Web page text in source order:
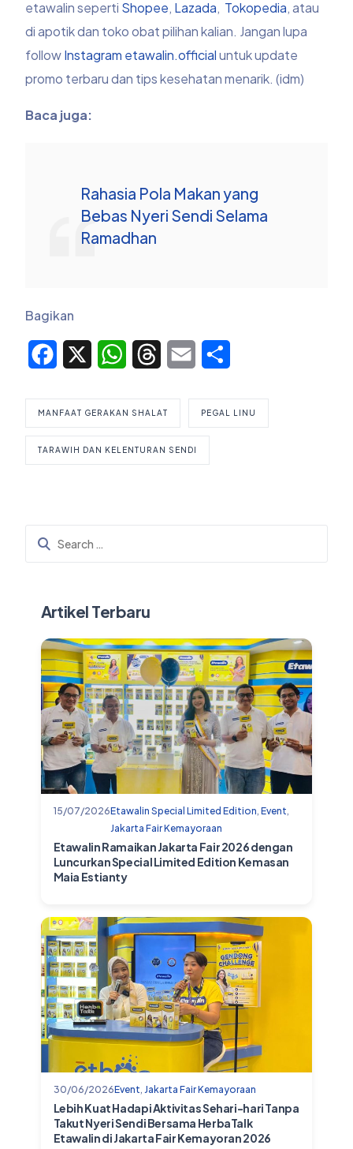
etawalin seperti Shopee, Lazada, Tokopedia, atau
di apotik dan toko obat pilihan kalian. Jangan lupa
followInstagram etawalin.officialuntuk update
promo terbaru dan tips kesehatan menarik. (idm)
Baca juga:
Rahasia Pola Makan yang
Bebas Nyeri Sendi Selama
Ramadhan
Bagikan
Facebook WhatsAppThreadsEmail
MANFAAT GERAKAN SHALAT PEGAL LINU
TARAWIH DAN KELENTURAN SENDI
Artikel Terbaru
15/07/2026Etawalin Special Limited Edition, Event,
Jakarta Fair Kemayoraan
Etawalin Ramaikan Jakarta Fair 2026 dengan
Luncurkan Special Limited Edition Kemasan
Maia Estianty
30/06/2026Event, Jakarta Fair Kemayoraan
Lebih Kuat Hadapi Aktivitas Sehari-hari Tanpa
Takut Nyeri Sendi Bersama HerbaTalk
Etawalin di Jakarta Fair Kemayoran 2026